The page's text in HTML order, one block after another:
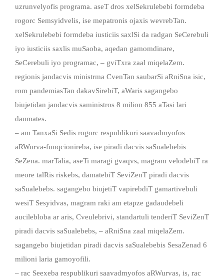
uzrunvelyofis programa. aseT dros xelSekrulebebi formdeba
rogorc Semsyidvelis, ise mepatronis ojaxis wevrebTan.
xelSekrulebebi formdeba iusticiis saxlSi da radgan SeCerebuli
iyo iusticiis saxlis muSaoba, aqedan gamomdinare,
SeCerebuli iyo programac, – gviTxra zaal miqelaZem.
regionis jandacvis ministrma CvenTan saubarSi aRniSna isic,
rom pandemiasTan dakavSirebiT, aWaris sagangebo
biujetidan jandacvis saministros 8 milion 855 aTasi lari
daumates.
– am TanxaSi Sedis rogorc respublikuri saavadmyofos
aRWurva-funqcionireba, ise piradi dacvis saSualebebis
SeZena. marTalia, aseTi maragi gvaqvs, magram velodebiT ra
meore talRis riskebs, damatebiT SeviZenT piradi dacvis
saSualebebs. sagangebo biujetiT vapirebdiT gamartivebuli
wesiT Sesyidvas, magram raki am etapze gadaudebeli
aucilebloba ar aris, Cveulebrivi, standartuli tenderiT SeviZenT
piradi dacvis saSualebebs, – aRniSna zaal miqelaZem.
sagangebo biujetidan piradi dacvis saSualebebis SesaZenad 6
milioni laria gamoyofili.
– rac Seexeba respublikuri saavadmyofos aRWurvas, is, rac